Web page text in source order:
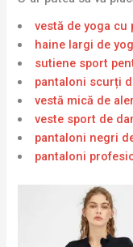
vestă de yoga cu
haine largi de
sutiene sport
pantaloni scurți
vestă mică de
veste sport de
pantaloni negri
pantaloni